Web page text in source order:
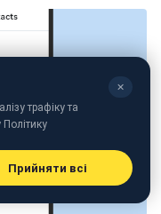
✕
трафіку та
Політику
Прийняти всі